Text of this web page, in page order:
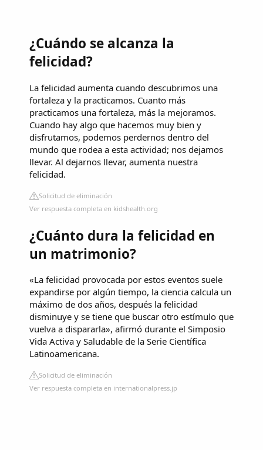
¿Cuándo se alcanza la
felicidad?
La felicidad aumenta cuando descubrimos una
fortaleza y la practicamos. Cuanto más
practicamos una fortaleza, más la mejoramos.
Cuando hay algo que hacemos muy bien y
disfrutamos, podemos perdernos dentro del
mundo que rodea a esta actividad; nos dejamos
llevar. Al dejarnos llevar, aumenta nuestra
felicidad.
Solicitud de eliminación
Ver respuesta completa en kidshealth.org
¿Cuánto dura la felicidad en
un matrimonio?
«La felicidad provocada por estos eventos suele
expandirse por algún tiempo, la ciencia calcula un
máximo de dos años, después la felicidad
disminuye y se tiene que buscar otro estímulo que
vuelva a dispararla», afirmó durante el Simposio
Vida Activa y Saludable de la Serie Científica
Latinoamericana.
Solicitud de eliminación
Ver respuesta completa en internationalpress.jp